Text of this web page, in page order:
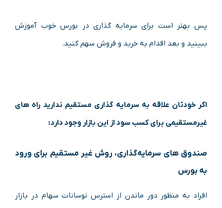
پس بهتر است برای سرمایه گذاری در بورس خوب آموزش
ببینید و بعد اقدام به خرید و فروش سهم کنید.
اگر خودتان علاقه به سرمایه گذاری مستقیم ندارید راه های
غیرمستقیمی برای کسب سود از این بازار وجود دارد:
صندوق های سرمایه‌گذاری، روش غیر مستقیم برای ورود
به بورس
افراد به منظور دور ماندن از استرس نوسانات سهام در بازار